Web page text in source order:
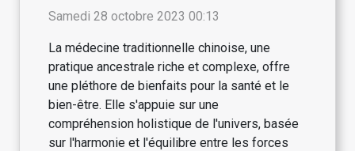
chinoise
Samedi 28 octobre 2023 00:13
La médecine traditionnelle chinoise, une
pratique ancestrale riche et complexe, offre
une pléthore de bienfaits pour la santé et le
bien-être. Elle s'appuie sur une
compréhension holistique de l'univers, basée
sur l'harmonie et l'équilibre entre les forces